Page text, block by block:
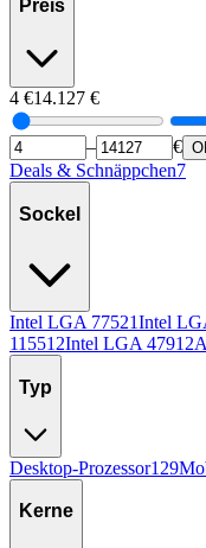
Preis
4 €14.127 €
– €
Deals & Schnäppchen7
Sockel
Intel LGA 77521Intel
115512Intel LGA 47912
Typ
Desktop-Prozessor129
Kerne